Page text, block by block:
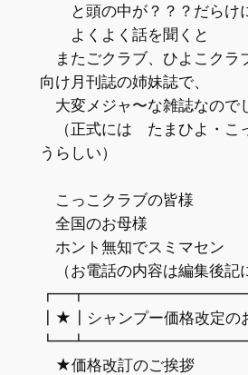
と頭の中が？？？だらけ
よくよく話を聞くと
またごクラブ、ひよこクラ
向け月刊誌の姉妹誌で、
大変メジャ〜な雑誌なので
（正式には たまひよ・こ
うらしい）
こっこクラブの皆様
全国のお母様
ホント無知でスミマセン
（お電話の内容は編集後記
┃★┃シャンプー価格改定の
★価格改訂のご挨拶